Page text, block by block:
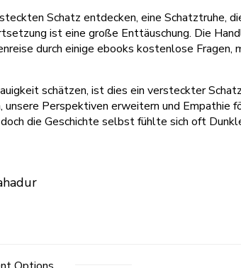
Schatz entdecken, eine
ist eine große Enttäuschung. Die
durch einige ebooks kostenlose
schätzen, ist dies ein versteckter
unsere Perspektiven erweitern und
die Geschichte selbst fühlte sich oft